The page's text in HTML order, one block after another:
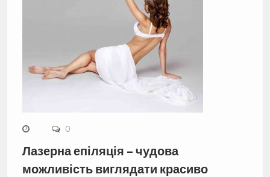
0
Лазерна епіляція – чудова
можливість виглядати красиво